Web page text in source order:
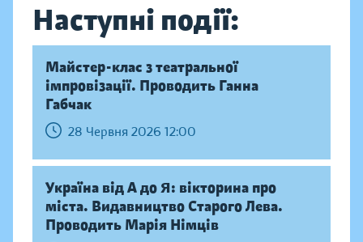
Наступні події:
Майстер-клас з театральної
імпровізації. Проводить Ганна
Габчак
28 Червня 2026 12:00
Україна від А до Я: вікторина про
міста. Видавництво Старого Лева.
Проводить Марія Німців